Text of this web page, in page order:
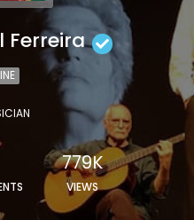
Ferreira
779K
VIEWS